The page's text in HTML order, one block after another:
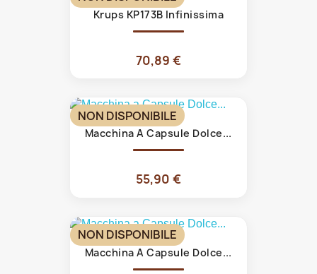
Krups KP173B Infinissima
70,89 €
Macchina A Capsule Dolce...
55,90 €
NON DISPONIBILE
Macchina A Capsule Dolce...
NON DISPONIBILE